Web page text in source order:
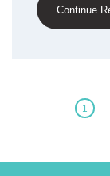
Continue
1